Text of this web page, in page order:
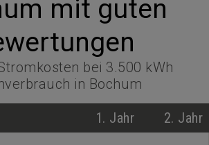
mit guten
bei 3.500 kWh
in Bochum
1. Jahr
2. Jahr